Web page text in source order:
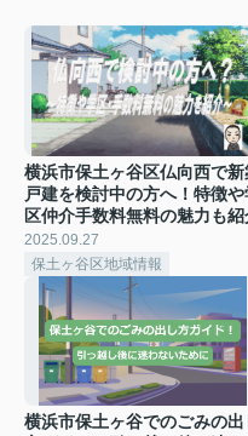
横浜市保土ヶ谷区仏向西で新
戸建を検討中の方へ！特徴や
区仲介手数料無料の魅力も紹
2025.09.27
保土ヶ谷区地域情報
横浜市保土ヶ谷でのごみの出